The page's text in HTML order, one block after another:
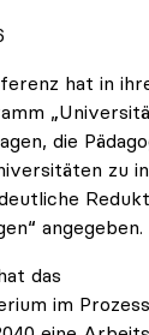
hat in
die
zu
angegeben.
das
im